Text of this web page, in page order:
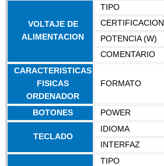
VOLTAJE DE
ALIMENTACION
TIPO
CERTIFICACION
POTENCIA (W)
COMENTARIO
CARACTERISTICAS
FISICAS
ORDENADOR
FORMATO
BOTONES POWER
TECLADO
IDIOMA
INTERFAZ
TIPO